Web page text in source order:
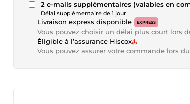
2 e-mails supplémentaires (valables en
Délai supplémentaire de 1 jour
Livraison express disponible EXPRESS
Vous pouvez choisir un délai plus court lors
Éligible à l’assurance Hiscox
Vous pouvez assurer votre commande lors